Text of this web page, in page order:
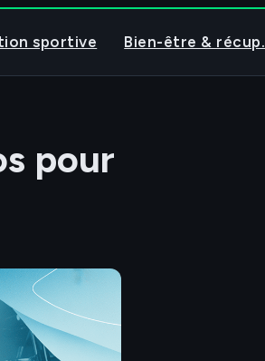
sportive Bien-être & récup.
pour